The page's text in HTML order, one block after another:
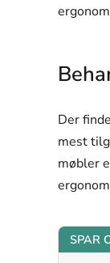
Der
mest
møbler
SPAR